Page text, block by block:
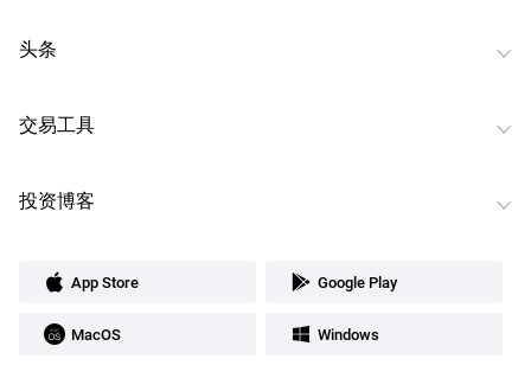
头条
交易工具
投资博客
App Store Google Play
MacOS Windows